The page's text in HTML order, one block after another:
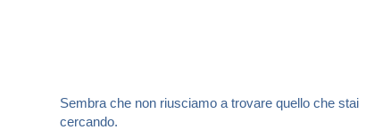
Sembra che non riusciamo a trovare quello che stai
cercando.